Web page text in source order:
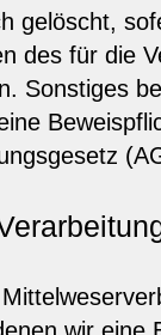
gelöscht,
des für die
Sonstiges